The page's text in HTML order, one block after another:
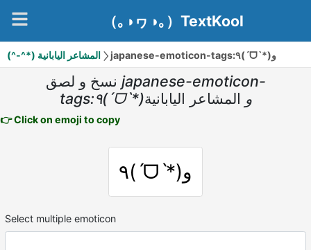
（｡◑ヮ◑｡）TextKool
(^-^*) المشاعر اليابانية japanese-emoticon-tags:٩(ˊᗜˋ*)و
نسخ و لصق japanese-emoticon-
tags:٩(ˊᗜˋ*)و المشاعر اليابانية
👉 Click on emoji to copy
٩(ˊᗜˋ*)و
Select multiple emoticon